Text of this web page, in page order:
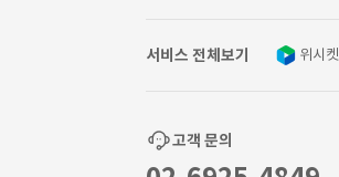
서비스 전체보기 위시켓
고객 문의